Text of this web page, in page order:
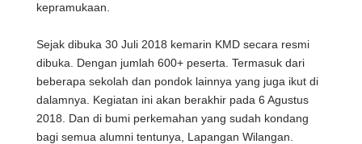
kepramukaan.
Sejak dibuka ‎30 Juli ‎2018 ‏‎kemarin KMD secara resmi
dibuka. Dengan jumlah 600+ peserta. Termasuk dari
beberapa sekolah dan pondok lainnya yang juga ikut di
dalamnya. Kegiatan ini akan berakhir pada 6 Agustus
2018. Dan di bumi perkemahan yang sudah kondang
bagi semua alumni tentunya, Lapangan Wilangan.